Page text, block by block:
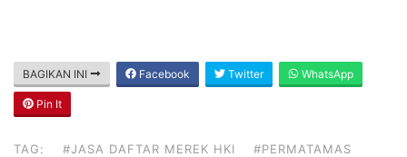
BAGIKAN INI Facebook Twitter WhatsApp
Pin It
TAG: #JASA DAFTAR MEREK HKI
#PERMATAMAS